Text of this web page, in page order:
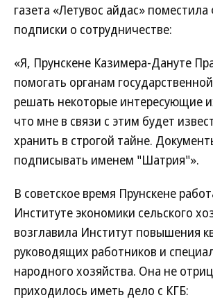
газета «Летувос айдас»
подписки о сотрудничестве:
«Я, Прунскене Казимера-Дануте
помогать органам
решать некоторые интересующие
что мне в связи с этим будет
хранить в строгой тайне.
подписывать именем "Шатрия"».
В советское время Прунскене
Институте экономики сельского
возглавила Институт повышения
руководящих работников и
народного хозяйства. Она не
приходилось иметь дело с КГБ: